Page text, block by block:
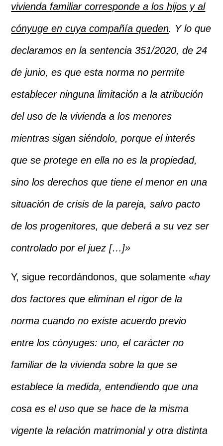
vivienda familiar corresponde a los hijos y al
cónyuge en cuya compañía queden. Y lo que
declaramos en la sentencia 351/2020, de 24
de junio, es que esta norma no permite
establecer ninguna limitación a la atribución
del uso de la vivienda a los menores
mientras sigan siéndolo, porque el interés
que se protege en ella no es la propiedad,
sino los derechos que tiene el menor en una
situación de crisis de la pareja, salvo pacto
de los progenitores, que deberá a su vez ser
controlado por el juez […]»
Y, sigue recordándonos, que solamente «hay
dos factores que eliminan el rigor de la
norma cuando no existe acuerdo previo
entre los cónyuges: uno, el carácter no
familiar de la vivienda sobre la que se
establece la medida, entendiendo que una
cosa es el uso que se hace de la misma
vigente la relación matrimonial y otra distinta